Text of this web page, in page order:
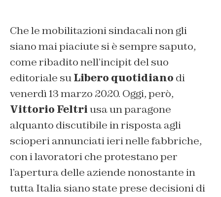
Che le mobilitazioni sindacali non gli
siano mai piaciute si è sempre saputo,
come ribadito nell’incipit del suo
editoriale suLibero quotidiano di
venerdì 13 marzo 2020. Oggi, però,
Vittorio Feltriusa un paragone
alquanto discutibile in risposta agli
scioperi annunciati ieri nelle fabbriche,
con i lavoratori che protestano per
l’apertura delle aziende nonostante in
tutta Italia siano state prese decisioni di